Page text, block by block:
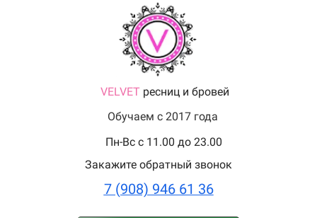
VELVET ресниц и бровей
Обучаем с 2017 года
Пн-Вс с 11.00 до 23.00
Закажите обратный звонок
7 (908) 946 61 36